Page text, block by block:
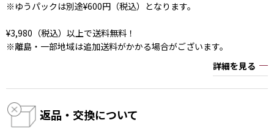
※ゆうパックは別途¥600円（税込）となります。
¥3,980（税込）以上で送料無料！
※離島・一部地域は追加送料がかかる場合がございます。
詳細を見る
返品・交換について